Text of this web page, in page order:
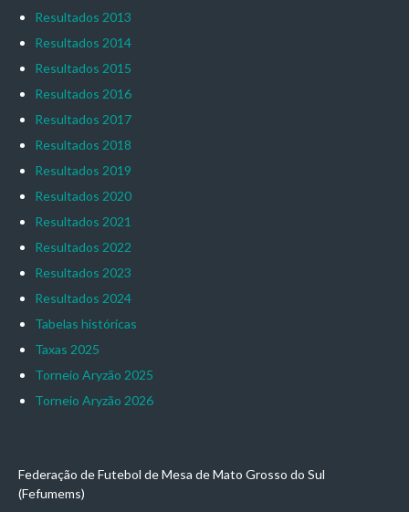
Resultados 2013
Resultados 2014
Resultados 2015
Resultados 2016
Resultados 2017
Resultados 2018
Resultados 2019
Resultados 2020
Resultados 2021
Resultados 2022
Resultados 2023
Resultados 2024
Tabelas históricas
Taxas 2025
Torneio Aryzão 2025
Torneio Aryzão 2026
Federação de Futebol de Mesa de Mato Grosso do Sul
(Fefumems)